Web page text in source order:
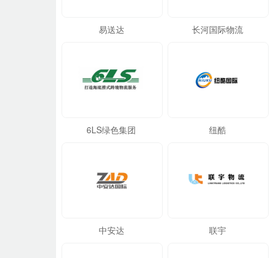
易送达 长河国际物流
6LS绿色集团 纽酷
中安达 联宇